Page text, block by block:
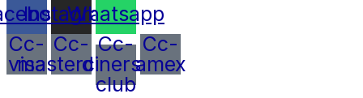
Instagram
Whatsapp
Cc-
visa
Cc-
mastercard
Cc-
diners-
club
Cc-
amex